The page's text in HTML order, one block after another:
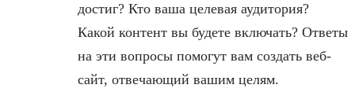
достиг? Кто ваша целевая аудитория?
Какой контент вы будете включать? Ответы
на эти вопросы помогут вам создать веб-
сайт, отвечающий вашим целям.